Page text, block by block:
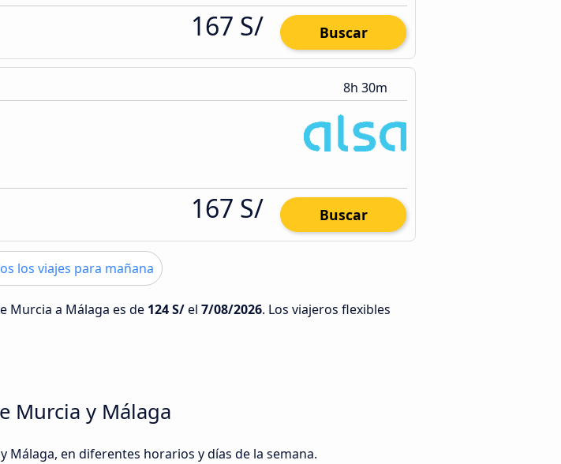
167 S/ Buscar
8h 30m
167 S/ Buscar
los viajes para mañana
Murcia a Málaga es de 124 S/el 7/08/2026. Los viajeros flexibles
Murcia y Málaga
en diferentes horarios y días de la semana.